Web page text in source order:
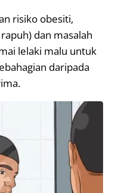
risiko obesiti,
dan masalah
lelaki malu untuk
daripada